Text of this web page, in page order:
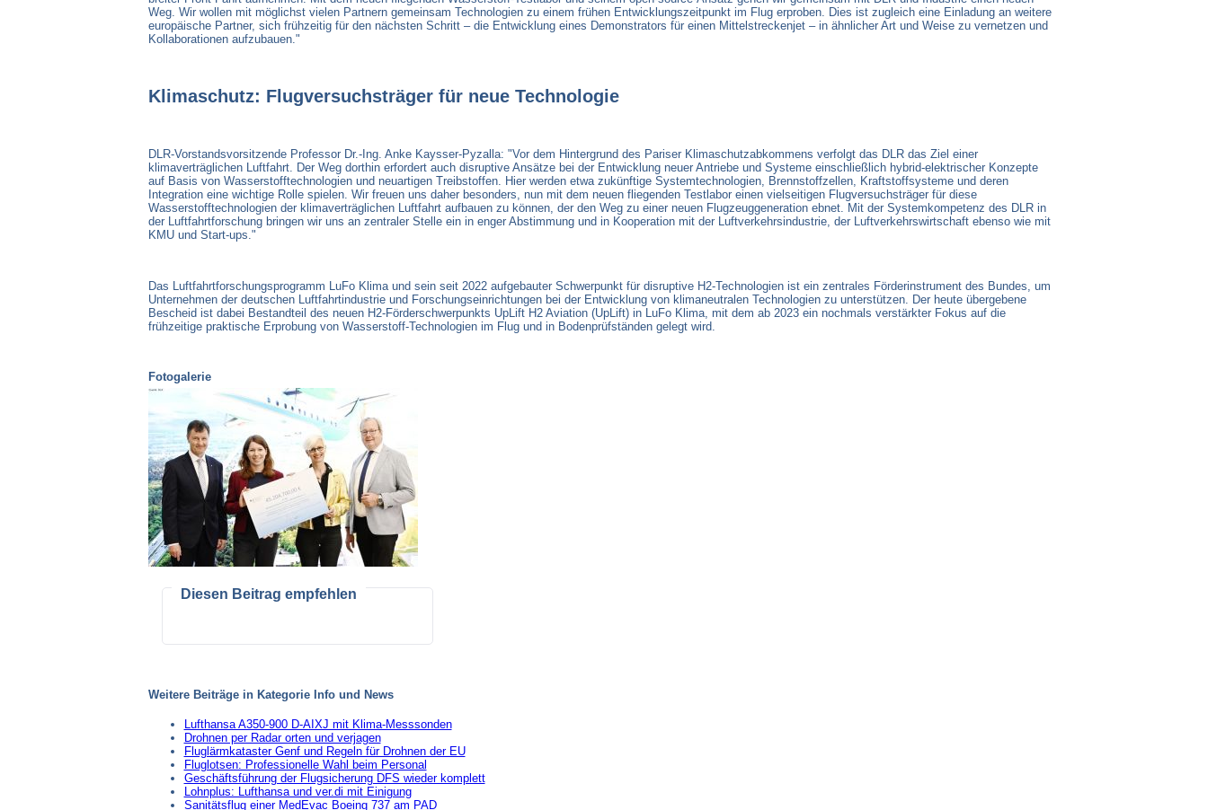
Weg. Wir wollen mit möglichst vielen Partnern gemeinsam Technologien zu einem frühen Entwicklungszeitpunkt im Flug erproben. Dies ist zugleich eine Einladung an weitere
europäische Partner, sich frühzeitig für den nächsten Schritt – die Entwicklung eines Demonstrators für einen Mittelstreckenjet – in ähnlicher Art und Weise zu vernetzen und
Kollaborationen aufzubauen."
Klimaschutz: Flugversuchsträger für neue Technologie
DLR-Vorstandsvorsitzende Professor Dr.-Ing. Anke Kaysser-Pyzalla: "Vor dem Hintergrund des Pariser Klimaschutzabkommens verfolgt das DLR das Ziel einer
klimaverträglichen Luftfahrt. Der Weg dorthin erfordert auch disruptive Ansätze bei der Entwicklung neuer Antriebe und Systeme einschließlich hybrid-elektrischer Konzepte
auf Basis von Wasserstofftechnologien und neuartigen Treibstoffen. Hier werden etwa zukünftige Systemtechnologien, Brennstoffzellen, Kraftstoffsysteme und deren
Integration eine wichtige Rolle spielen. Wir freuen uns daher besonders, nun mit dem neuen fliegenden Testlabor einen vielseitigen Flugversuchsträger für diese
Wasserstofftechnologien der klimaverträglichen Luftfahrt aufbauen zu können, der den Weg zu einer neuen Flugzeuggeneration ebnet. Mit der Systemkompetenz des DLR in
der Luftfahrtforschung bringen wir uns an zentraler Stelle ein in enger Abstimmung und in Kooperation mit der Luftverkehrsindustrie, der Luftverkehrswirtschaft ebenso wie mit
KMU und Start-ups."
Das Luftfahrtforschungsprogramm LuFo Klima und sein seit 2022 aufgebauter Schwerpunkt für disruptive H2-Technologien ist ein zentrales Förderinstrument des Bundes, um
Unternehmen der deutschen Luftfahrtindustrie und Forschungseinrichtungen bei der Entwicklung von klimaneutralen Technologien zu unterstützen. Der heute übergebene
Bescheid ist dabei Bestandteil des neuen H2-Förderschwerpunkts UpLift H2 Aviation (UpLift) in LuFo Klima, mit dem ab 2023 ein nochmals verstärkter Fokus auf die
frühzeitige praktische Erprobung von Wasserstoff-Technologien im Flug und in Bodenprüfständen gelegt wird.
Fotogalerie
Diesen Beitrag empfehlen
Weitere Beiträge in Kategorie Info und News
Lufthansa A350-900 D-AIXJ mit Klima-Messsonden
Drohnen per Radar orten und verjagen
Fluglärmkataster Genf und Regeln für Drohnen der EU
Fluglotsen: Professionelle Wahl beim Personal
Geschäftsführung der Flugsicherung DFS wieder komplett
Lohnplus: Lufthansa und ver.di mit Einigung
Sanitätsflug einer MedEvac Boeing 737 am PAD